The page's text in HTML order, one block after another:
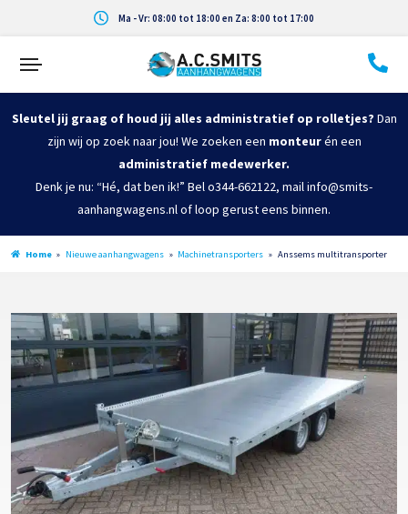
Ma - Vr: 08:00 tot 18:00 en Za: 8:00 tot 17:00
Sleutel jij graag of houd jij alles administratief op rolletjes? Dan
zijn wij op zoek naar jou! We zoeken een monteurén een
administratief medewerker.
Denk je nu: “Hé, dat ben ik!” Bel o344-662122, mail info@smits-
aanhangwagens.nl of loop gerust eens binnen.
Home » Nieuwe aanhangwagens » Machinetransporters » Anssems multitransporter